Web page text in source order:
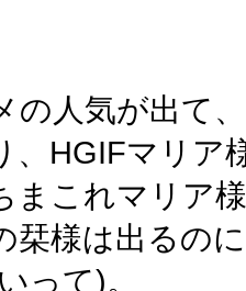
の人気が出て
、HGIFマリア
まこれマリア
栞様は出るの
って)。